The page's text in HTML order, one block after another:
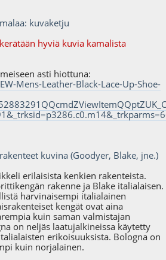
kuvaketju
hyviä kuvia kamalista
asti hiottuna:
Mens-Leather-Black-Lace-Up-Shoe-
kuvina (Goodyer, Blake, jne.)
erilaisista kenkien rakenteista.
rakenne ja Blake italialaisen.
harvinaisempi italialainen
kengät ovat aina
kuin saman valmistajan
on neljäs laatujalkineissa käytetty
erikoisuuksista. Bologna on
kuin norjalainen.